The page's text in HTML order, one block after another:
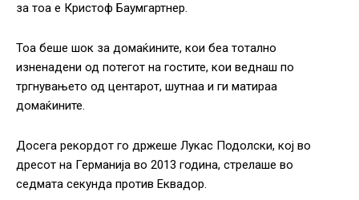
за тоа е Кристоф Баумгартнер.
Тоа беше шок за домаќините, кои беа тотално
изненадени од потегот на гостите, кои веднаш по
тргнувањето од центарот, шутнаа и ги матираа
домаќините.
Досега рекордот го држеше Лукас Подолски, кој во
дресот на Германија во 2013 година, стрелаше во
седмата секунда против Еквадор.